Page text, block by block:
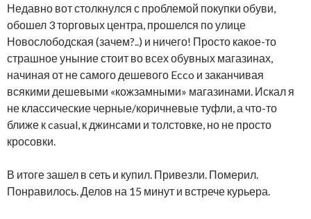
Недавно вот столкнулся с проблемой покупки обуви,
обошел 3 торговых центра, прошелся по улице
Новослободская (зачем?..) и ничего! Просто какое-то
страшное уныние стоит во всех обувных магазинах,
начиная от не самого дешевого Ecco и заканчивая
всякими дешевыми «кожзамными» магазинами. Искал я
не классические черные/коричневые туфли, а что-то
ближе к casual, к джинсами и толстовке, но не просто
кросовки.
В итоге зашел в сеть и купил. Привезли. Померил.
Понравилось. Делов на 15 минут и встрече курьера.